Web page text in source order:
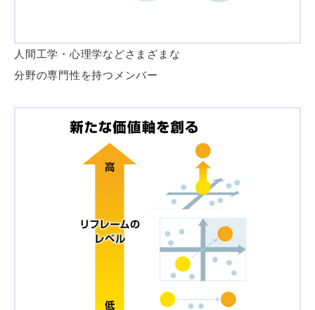
人間工学・心理学などさまざまな
分野の専門性を持つメンバー